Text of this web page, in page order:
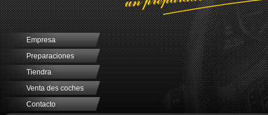
Empresa
Preparaciones
Tiendra
Venta des coches
Contacto